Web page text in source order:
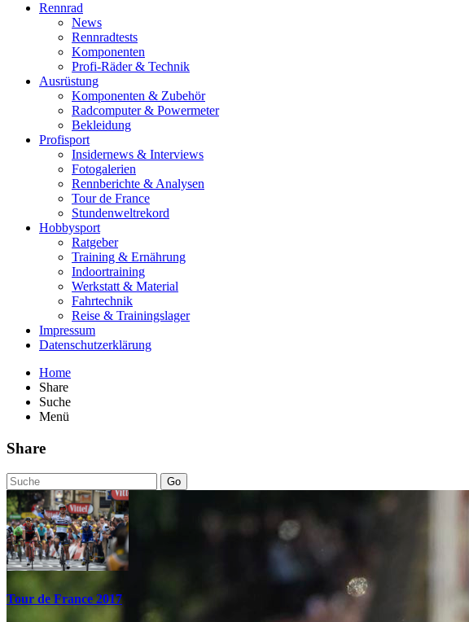
Rennrad
News
Rennradtests
Komponenten
Profi-Räder & Technik
Ausrüstung
Komponenten & Zubehör
Radcomputer & Powermeter
Bekleidung
Profisport
Insidernews & Interviews
Fotogalerien
Rennberichte & Analysen
Tour de France
Stundenweltrekord
Hobbysport
Ratgeber
Training & Ernährung
Indoortraining
Werkstatt & Material
Fahrtechnik
Reise & Trainingslager
Impressum
Datenschutzerklärung
Home
Share
Suche
Menü
Share
Go
Tour de France 2017